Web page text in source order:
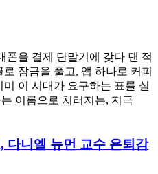
폰을 결제 단말기에 갖다 댄 적
잠금을 풀고, 앱 하나로 커피
이 시대가 요구하는 표를 실
이름으로 치러지는, 지극
다니엘 뉴먼 교수 은퇴감